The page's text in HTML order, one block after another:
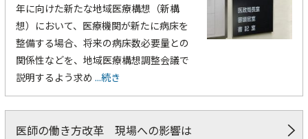
年に向けた新たな地域医療構想（新構
想）において、医療機関が新たに病床を
整備する場合、将来の病床数必要量との
関係性などを、地域医療構想調整会議で
説明するよう求め ...続き
医師の働き方改革 現場への影響は